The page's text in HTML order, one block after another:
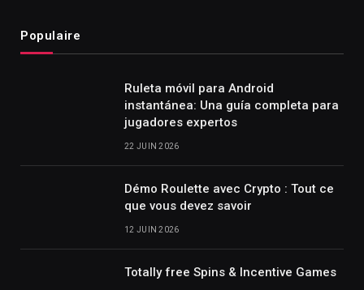
Populaire
Ruleta móvil para Android
instantánea: Una guía completa para
jugadores expertos
22 JUIN 2026
Démo Roulette avec Crypto : Tout ce
que vous devez savoir
12 JUIN 2026
Totally free Spins & Incentive Games